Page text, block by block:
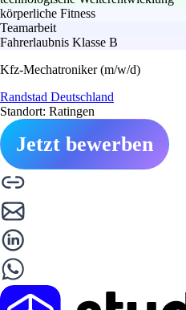
körperliche Fitness
Teamarbeit
Fahrerlaubnis Klasse B
Kfz-Mechatroniker (m/w/d)
Randstad Deutschland
Standort: Ratingen
Jetzt bewerben